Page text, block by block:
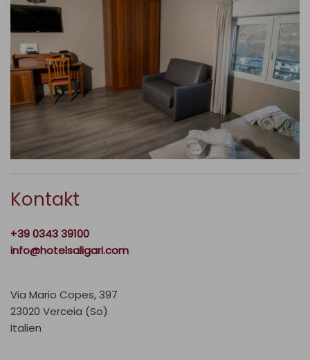
Kontakt
+39 0343 39100
info@hotelsaligari.com
Via Mario Copes, 397
23020 Verceia (So)
Italien